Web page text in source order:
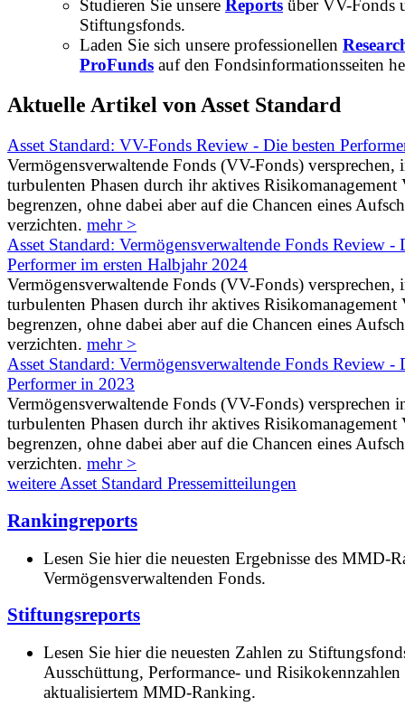
Studieren Sie unsere Reports über VV-Fonds
Stiftungsfonds.
Laden Sie sich unsere professionellen
ProFunds auf den Fondsinformationsseiten
Aktuelle Artikel von Asset Standard
Asset Standard: VV-Fonds Review - Die besten
Vermögensverwaltende Fonds (VV-Fonds) versprechen,
turbulenten Phasen durch ihr aktives Risikomanagement
begrenzen, ohne dabei aber auf die Chancen eines
verzichten. mehr >
Asset Standard: Vermögensverwaltende Fonds Review -
Performer im ersten Halbjahr 2024
Vermögensverwaltende Fonds (VV-Fonds) versprechen,
turbulenten Phasen durch ihr aktives Risikomanagement
begrenzen, ohne dabei aber auf die Chancen eines
verzichten. mehr >
Asset Standard: Vermögensverwaltende Fonds Review -
Performer in 2023
Vermögensverwaltende Fonds (VV-Fonds) versprechen
turbulenten Phasen durch ihr aktives Risikomanagement
begrenzen, ohne dabei aber auf die Chancen eines
verzichten. mehr >
weitere Asset Standard Pressemitteilungen
Rankingreports
Lesen Sie hier die neuesten Ergebnisse des MMD-
Vermögensverwaltenden Fonds.
Stiftungsreports
Lesen Sie hier die neuesten Zahlen zu
Ausschüttung, Performance- und
aktualisiertem MMD-Ranking.